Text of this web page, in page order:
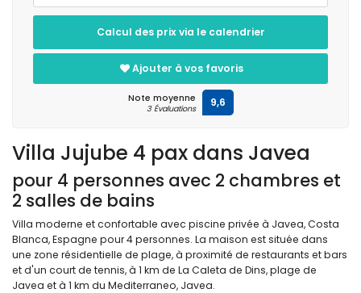
Villa Jujube 4 pax dans Javea
pour 4 personnes avec 2 chambres et
2 salles de bains
Villa moderne et confortable avec piscine privée à Javea, Costa
Blanca, Espagne pour 4 personnes. La maison est située dans
une zone résidentielle de plage, à proximité de restaurants et bars
et d'un court de tennis, à 1 km de La Caleta de Dins, plage de
Javea et à 1 km du Mediterraneo, Javea.
Calcul des prix via le calendrier
Ajouter à vos favoris
Note moyenne
3 Évaluations 9,6